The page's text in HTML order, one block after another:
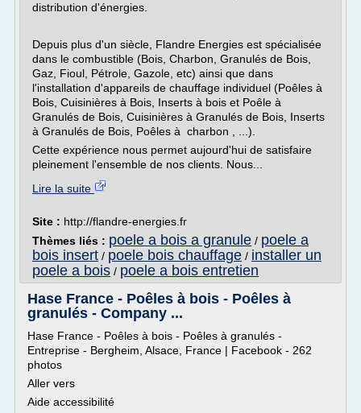
distribution d'énergies.
Depuis plus d'un siècle, Flandre Energies est spécialisée
dans le combustible (Bois, Charbon, Granulés de Bois,
Gaz, Fioul, Pétrole, Gazole, etc) ainsi que dans
l'installation d'appareils de chauffage individuel (Poêles à
Bois, Cuisinières à Bois, Inserts à bois et Poêle à
Granulés de Bois, Cuisinières à Granulés de Bois, Inserts
à Granulés de Bois, Poêles à charbon , ...).
Cette expérience nous permet aujourd'hui de satisfaire
pleinement l'ensemble de nos clients. Nous...
Lire la suite
Site : http://flandre-energies.fr
Thèmes liés : poele a bois a granule / poele a
bois insert / poele bois chauffage / installer un
poele a bois / poele a bois entretien
Hase France - Poêles à bois - Poêles à
granulés - Company ...
Hase France - Poêles à bois - Poêles à granulés -
Entreprise - Bergheim, Alsace, France | Facebook - 262
photos
Aller vers
Aide accessibilité